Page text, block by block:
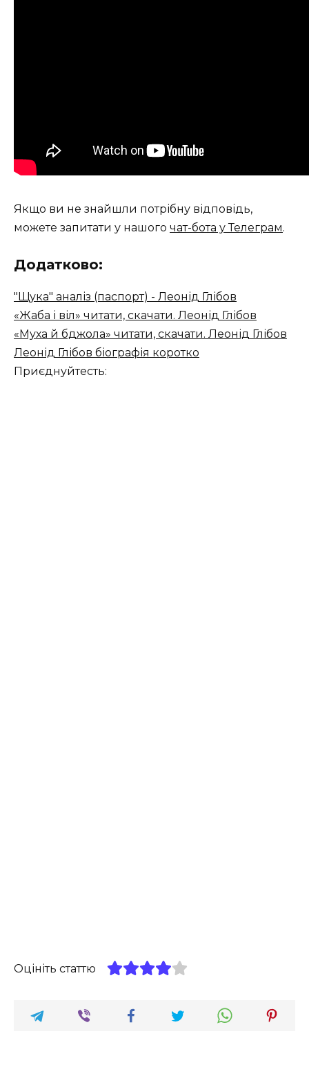
Якщо ви не знайшли потрібну відповідь,
можете запитати у нашого чат-бота у Телеграм.
Додатково:
"Щука" аналіз (паспорт) - Леонід Глібов
«Жаба і віл» читати, скачати. Леонід Глібов
«Муха й бджола» читати, скачати. Леонід Глібов
Леонід Глібов біографія коротко
Приєднуйтесть:
Оцініть статтю